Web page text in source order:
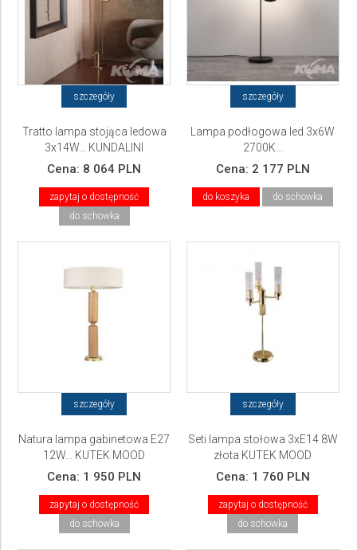
szczegóły
Tratto lampa stojąca ledowa
3x14W... KUNDALINI
Cena: 8 064 PLN
zapytaj o dostępność
do schowka
szczegóły
Lampa podłogowa led 3x6W
2700K...
Cena: 2 177 PLN
do koszyka do schowka
szczegóły
Natura lampa gabinetowa E27
12W... KUTEK MOOD
Cena: 1 950 PLN
zapytaj o dostępność
do schowka
szczegóły
Seti lampa stołowa 3xE14 8W
złota KUTEK MOOD
Cena: 1 760 PLN
zapytaj o dostępność
do schowka